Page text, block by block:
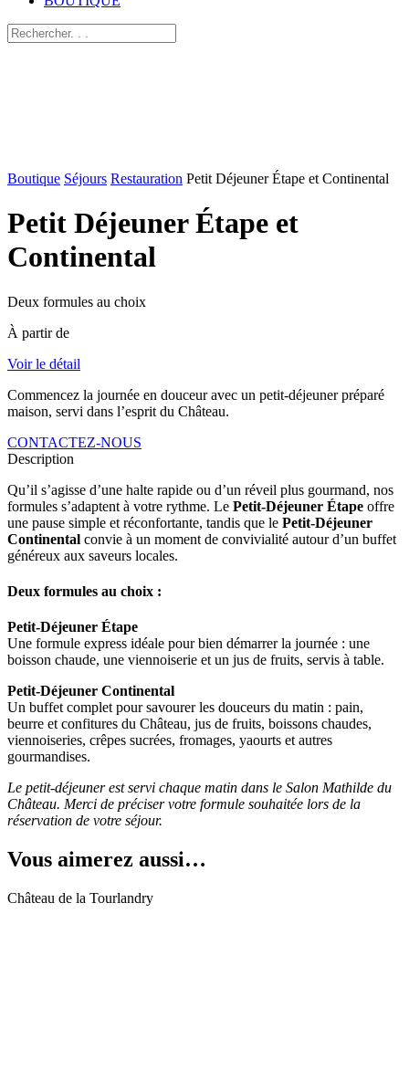
Boutique Séjours Restauration Petit Déjeuner Étape et Continental
Petit Déjeuner Étape et
Continental
Deux formules au choix
À partir de
Voir le détail
Commencez la journée en douceur avec un petit-déjeuner préparé
maison, servi dans l’esprit du Château.
CONTACTEZ-NOUS
Description
Qu’il s’agisse d’une halte rapide ou d’un réveil plus gourmand, nos
formules s’adaptent à votre rythme. Le Petit-Déjeuner Étape offre
une pause simple et réconfortante, tandis que le Petit-Déjeuner
Continental convie à un moment de convivialité autour d’un buffet
généreux aux saveurs locales.
Deux formules au choix :
Petit-Déjeuner Étape
Une formule express idéale pour bien démarrer la journée : une
boisson chaude, une viennoiserie et un jus de fruits, servis à table.
Petit-Déjeuner Continental
Un buffet complet pour savourer les douceurs du matin : pain,
beurre et confitures du Château, jus de fruits, boissons chaudes,
viennoiseries, crêpes sucrées, fromages, yaourts et autres
gourmandises.
Le petit-déjeuner est servi chaque matin dans le Salon Mathilde du
Château. Merci de préciser votre formule souhaitée lors de la
réservation de votre séjour.
Vous aimerez aussi…
Château de la Tourlandry